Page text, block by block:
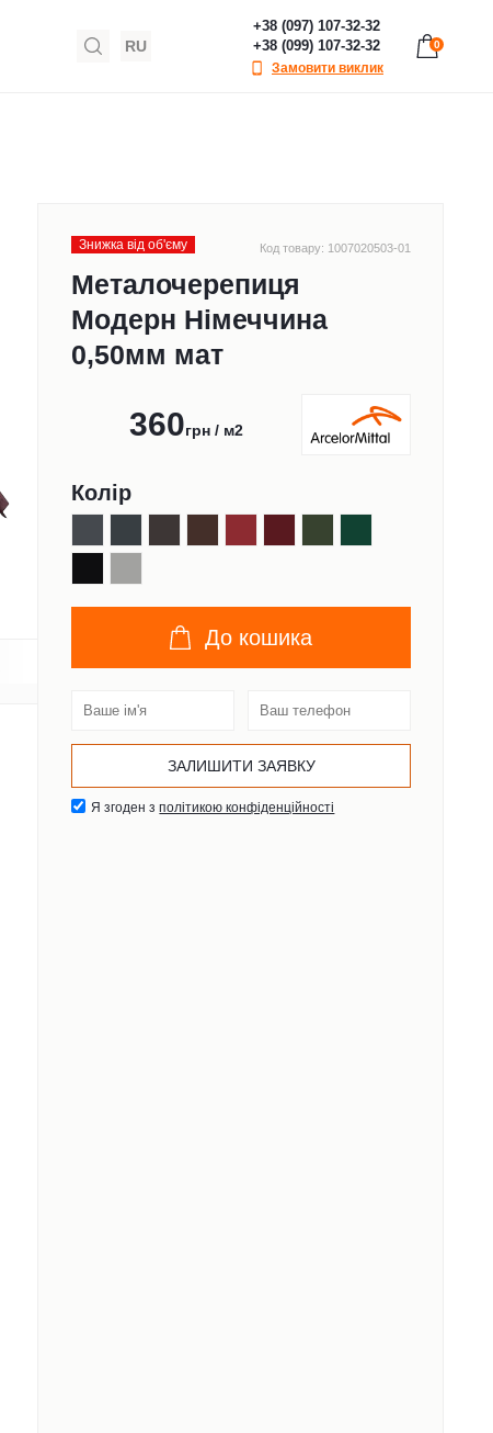
RU
+38 (097) 107-32-32
+38 (099) 107-32-32
Замовити виклик
0
Знижка від обʹєму Код товару: 1007020503-01
Металочерепиця
Модерн Німеччина
0,50мм мат
360грн / м2
Колір
До кошика
Я згоден зполітикою конфіденційності